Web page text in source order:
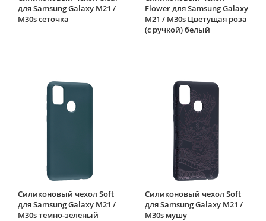
для Samsung Galaxy M21 /
M30s сеточка
Flower для Samsung Galaxy
M21 / M30s Цветущая роза
(с ручкой) белый
Силиконовый чехол Soft
для Samsung Galaxy M21 /
M30s темно-зеленый
Силиконовый чехол Soft
для Samsung Galaxy M21 /
M30s мушу